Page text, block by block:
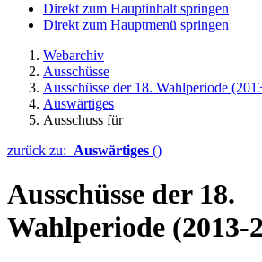
Direkt zum Hauptinhalt springen
Direkt zum Hauptmenü springen
Webarchiv
Ausschüsse
Ausschüsse der 18. Wahlperiode
Auswärtiges
Ausschuss für
zurück zu: Auswärtiges ()
Ausschüsse der 18.
Wahlperiode (2013-